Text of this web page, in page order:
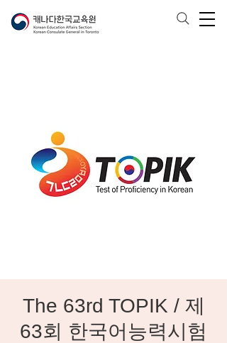
The 63rd TOPIK / 제
63회 한국어능력시험